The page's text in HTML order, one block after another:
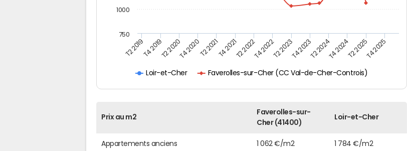
Loir-et-Cher Faverolles-sur-Cher (CC Val-de-Cher-Controis)
T2 2019T4 2019T2 2020T4 2020T2 2021T4 2021T2 2022T4 2022T2 2023T4 2023T2 2024T4 2024T2 2025T4 2025
750
1000
Prix au m2
Faverolles-sur-
Cher (41400)
Loir-et-Cher
Appartements anciens 1 062 €/m2 1 784 €/m2